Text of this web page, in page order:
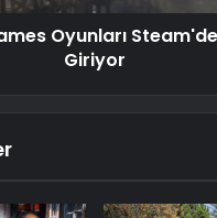
Oyunları
Giriyor